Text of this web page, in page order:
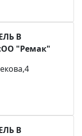
В
"Ремак"
В